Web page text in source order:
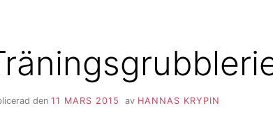
den 11 MARS 2015 av HANNAS KRYPIN